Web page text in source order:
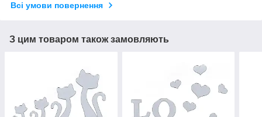
Всі умови повернення
З цим товаром також замовляють